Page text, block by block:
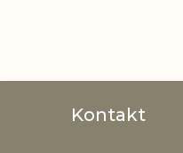
Kontakt